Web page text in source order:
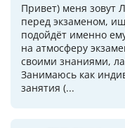
Привет) меня зовут
перед экзаменом,
подойдёт именно
на атмосферу
своими знаниями,
Занимаюсь как
занятия (...